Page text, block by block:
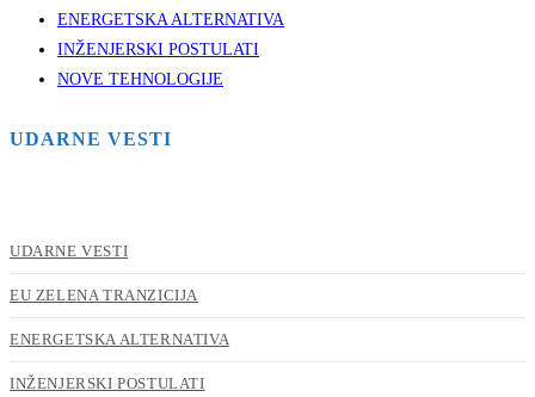
ENERGETSKA ALTERNATIVA
INŽENJERSKI POSTULATI
NOVE TEHNOLOGIJE
UDARNE VESTI
UDARNE VESTI
EU ZELENA TRANZICIJA
ENERGETSKA ALTERNATIVA
INŽENJERSKI POSTULATI